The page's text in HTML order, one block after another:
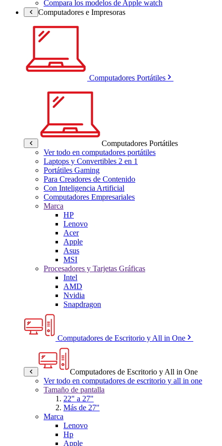
Compara los modelos de Apple watch
Computadores e Impresoras
Computadores Portátiles
Computadores Portátiles
Ver todo en computadores portátiles
Laptops y Convertibles 2 en 1
Portátiles Gaming
Para Creadores de Contenido
Con Inteligencia Artificial
Computadores Empresariales
Marca
HP
Lenovo
Acer
Apple
Asus
MSI
Procesadores y Tarjetas Gráficas
Intel
AMD
Nvidia
Snapdragon
Computadores de Escritorio y All in One
Computadores de Escritorio y All in One
Ver todo en computadores de escritorio y all in one
Tamaño de pantalla
22" a 27"
Más de 27"
Marca
Lenovo
Hp
Apple